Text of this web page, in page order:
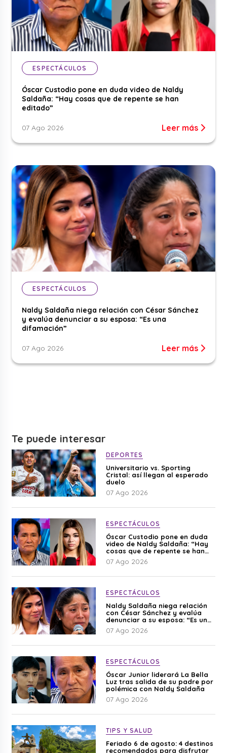
ESPECTÁCULOS
Óscar Custodio pone en duda video de Naldy
Saldaña: “Hay cosas que de repente se han
editado”
07 Ago 2026 Leer más
ESPECTÁCULOS
Naldy Saldaña niega relación con César Sánchez
y evalúa denunciar a su esposa: “Es una
difamación”
07 Ago 2026 Leer más
Te puede interesar
DEPORTES
Universitario vs. Sporting
Cristal: así llegan al esperado
duelo
07 Ago 2026
ESPECTÁCULOS
Óscar Custodio pone en duda
video de Naldy Saldaña: “Hay
cosas que de repente se han
editado”
07 Ago 2026
ESPECTÁCULOS
Naldy Saldaña niega relación
con César Sánchez y evalúa
denunciar a su esposa: “Es una
difamación”
07 Ago 2026
ESPECTÁCULOS
Óscar Junior liderará La Bella
Luz tras salida de su padre por
polémica con Naldy Saldaña
07 Ago 2026
TIPS Y SALUD
Feriado 6 de agosto: 4 destinos
recomendados para disfrutar